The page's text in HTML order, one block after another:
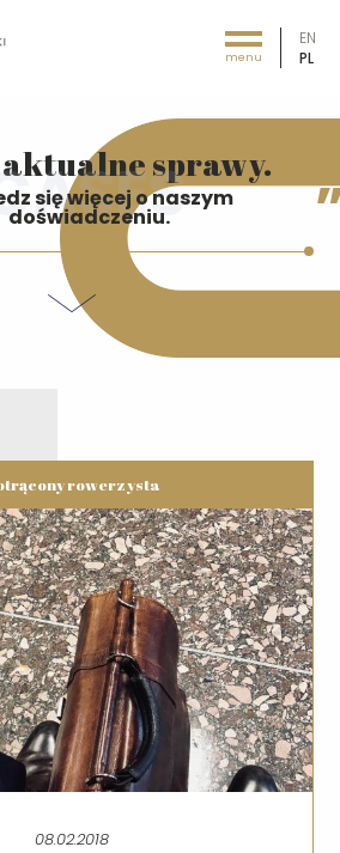
menu
EN
PL
aktualne sprawy.
się więcej o naszym
doświadczeniu.
rowerzysta
08.02.2018